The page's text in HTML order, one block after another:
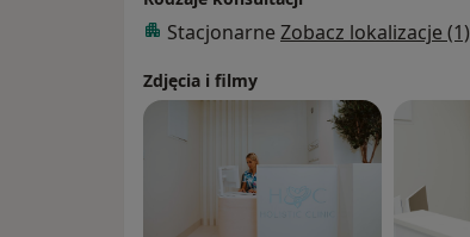
Stacjonarne Zobacz lokalizacje (1)
Zdjęcia i filmy